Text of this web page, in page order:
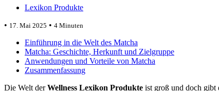
Lexikon Produkte
• 17. Mai 2025 • 4 Minuten
Einführung in die Welt des Matcha
Matcha: Geschichte, Herkunft und Zielgruppe
Anwendungen und Vorteile von Matcha
Zusammenfassung
Die Welt derWellness Lexikon Produkte ist groß und doch gibt